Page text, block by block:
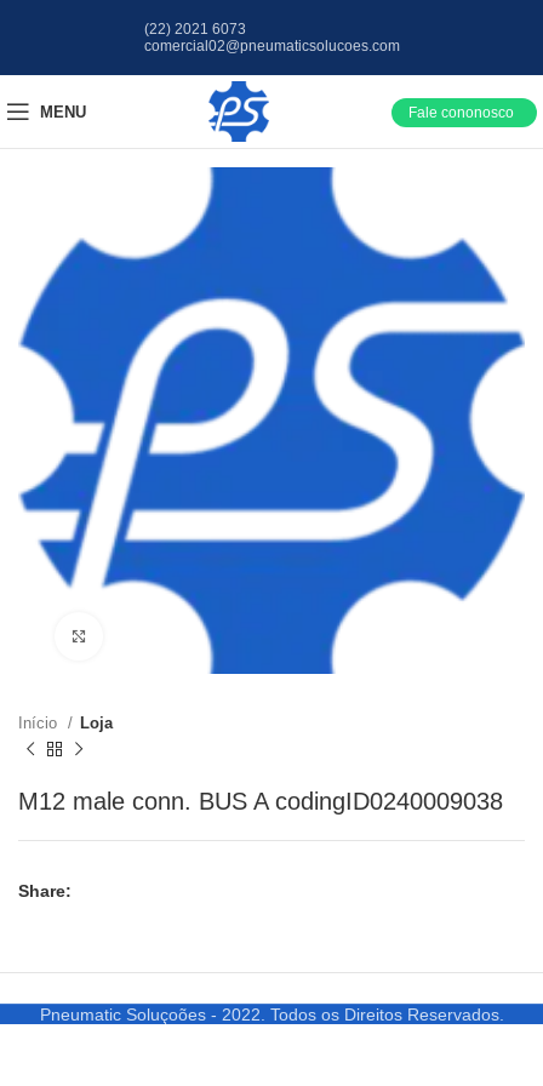
(22) 2021 6073
comercial02@pneumaticsolucoes.com
MENU Fale cononosco
Clique para ampliar
Início Loja
M12 male conn. BUS A codingID0240009038
Share:
Pneumatic Soluçoões - 2022. Todos os Direitos Reservados.